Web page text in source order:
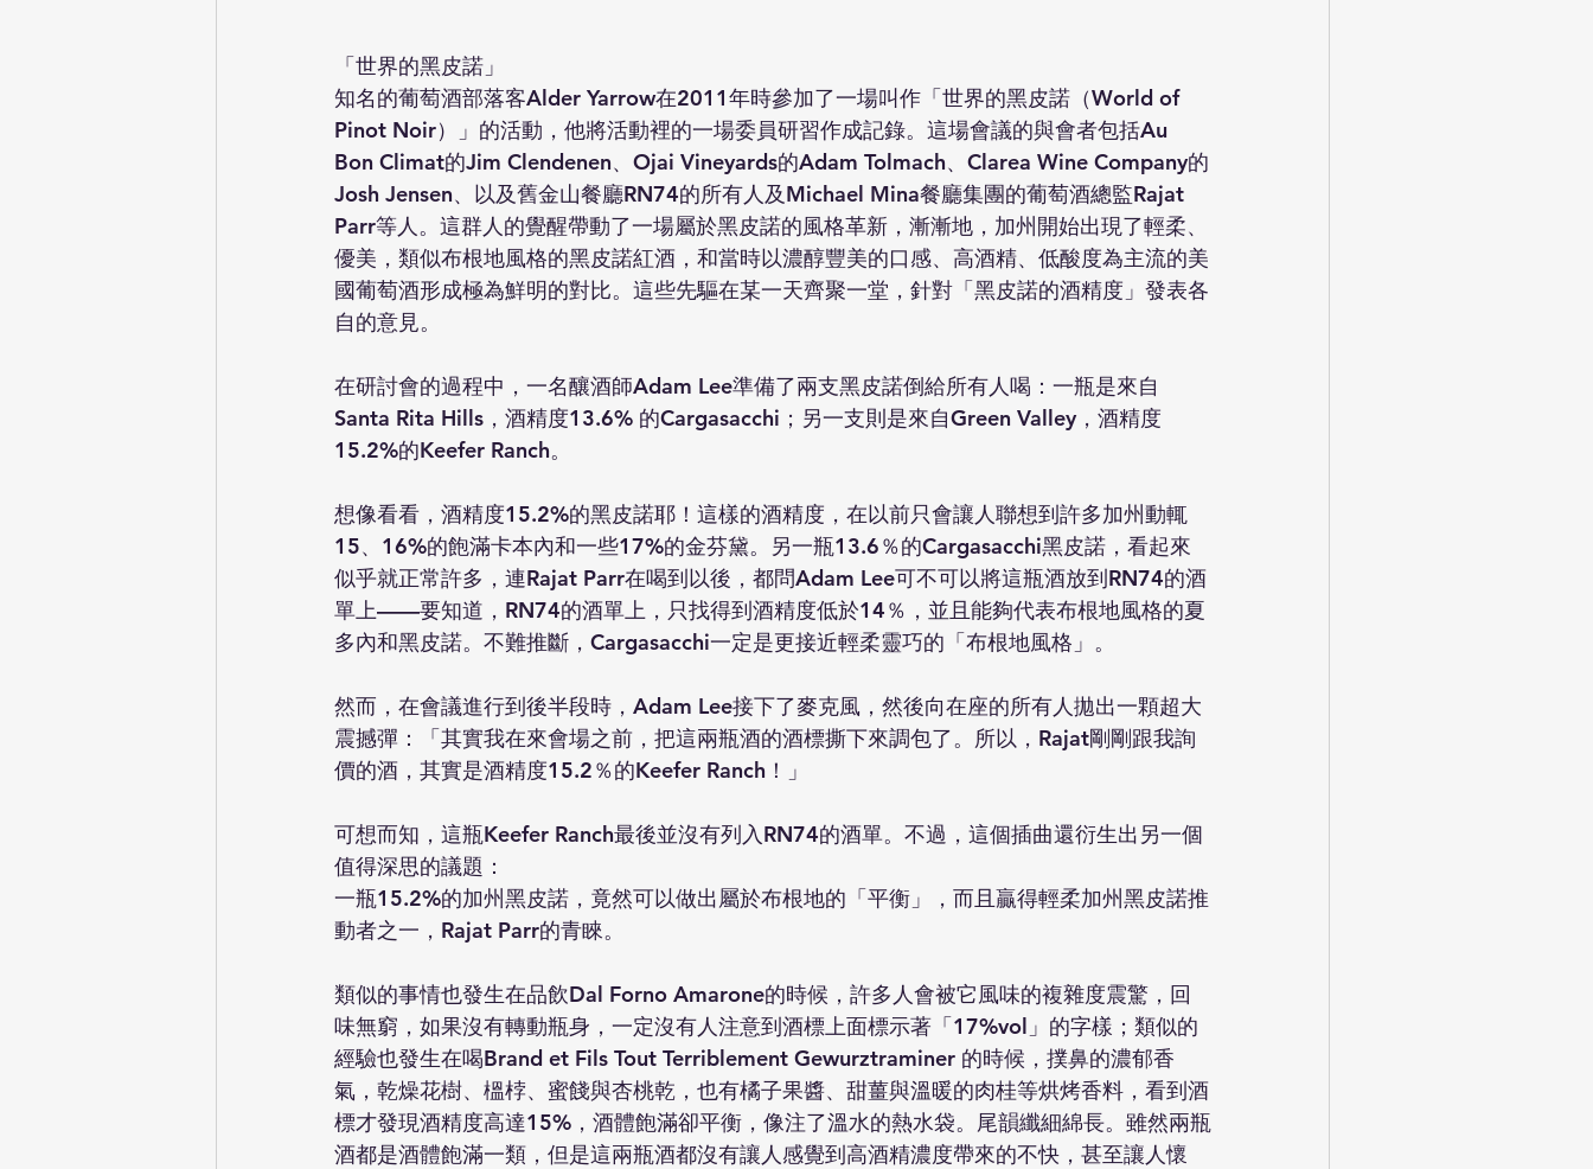
「世界的黑皮諾」
知名的葡萄酒部落客Alder Yarrow在2011年時參加了一場叫作「世界的黑皮諾（World of
Pinot Noir）」的活動，他將活動裡的一場委員研習作成記錄。這場會議的與會者包括Au
Bon Climat的Jim Clendenen、Ojai Vineyards的Adam Tolmach、Clarea Wine Company的
Josh Jensen、以及舊金山餐廳RN74的所有人及Michael Mina餐廳集團的葡萄酒總監Rajat
Parr等人。這群人的覺醒帶動了一場屬於黑皮諾的風格革新，漸漸地，加州開始出現了輕柔、
優美，類似布根地風格的黑皮諾紅酒，和當時以濃醇豐美的口感、高酒精、低酸度為主流的美
國葡萄酒形成極為鮮明的對比。這些先驅在某一天齊聚一堂，針對「黑皮諾的酒精度」發表各
自的意見。
在研討會的過程中，一名釀酒師Adam Lee準備了兩支黑皮諾倒給所有人喝：一瓶是來自
Santa Rita Hills，酒精度13.6% 的Cargasacchi；另一支則是來自Green Valley，酒精度
15.2%的Keefer Ranch。
想像看看，酒精度15.2%的黑皮諾耶！這樣的酒精度，在以前只會讓人聯想到許多加州動輒
15、16%的飽滿卡本內和一些17%的金芬黛。另一瓶13.6％的Cargasacchi黑皮諾，看起來
似乎就正常許多，連Rajat Parr在喝到以後，都問Adam Lee可不可以將這瓶酒放到RN74的酒
單上——要知道，RN74的酒單上，只找得到酒精度低於14％，並且能夠代表布根地風格的夏
多內和黑皮諾。不難推斷，Cargasacchi一定是更接近輕柔靈巧的「布根地風格」。
然而，在會議進行到後半段時，Adam Lee接下了麥克風，然後向在座的所有人拋出一顆超大
震撼彈：「其實我在來會場之前，把這兩瓶酒的酒標撕下來調包了。所以，Rajat剛剛跟我詢
價的酒，其實是酒精度15.2％的Keefer Ranch！」
可想而知，這瓶Keefer Ranch最後並沒有列入RN74的酒單。不過，這個插曲還衍生出另一個
值得深思的議題：
一瓶15.2%的加州黑皮諾，竟然可以做出屬於布根地的「平衡」，而且贏得輕柔加州黑皮諾推
動者之一，Rajat Parr的青睞。
類似的事情也發生在品飲Dal Forno Amarone的時候，許多人會被它風味的複雜度震驚，回
味無窮，如果沒有轉動瓶身，一定沒有人注意到酒標上面標示著「17%vol」的字樣；類似的
經驗也發生在喝Brand et Fils Tout Terriblement Gewurztraminer 的時候，撲鼻的濃郁香
氣，乾燥花樹、榲桲、蜜餞與杏桃乾，也有橘子果醬、甜薑與溫暖的肉桂等烘烤香料，看到酒
標才發現酒精度高達15%，酒體飽滿卻平衡，像注了溫水的熱水袋。尾韻纖細綿長。雖然兩瓶
酒都是酒體飽滿一類，但是這兩瓶酒都沒有讓人感覺到高酒精濃度帶來的不快，甚至讓人懷